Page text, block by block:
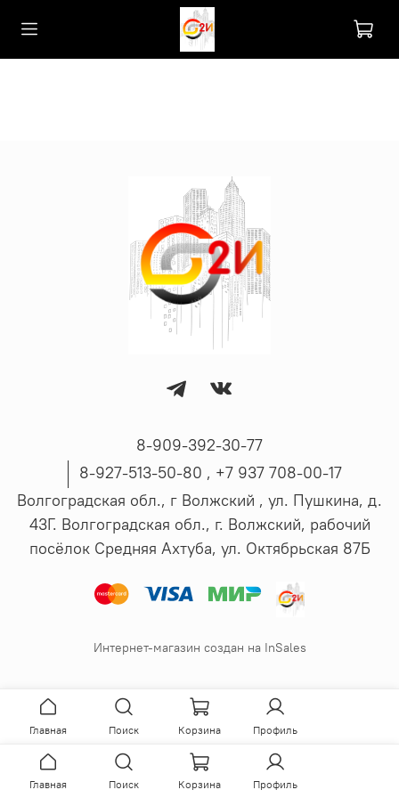
8-909-392-30-77
8-927-513-50-80 , ‪+7 937 708-00-17
Волгоградская обл., г Волжский , ул. Пушкина, д.
43Г. Волгоградская обл., г. Волжский, рабочий
посёлок Средняя Ахтуба, ул. Октябрьская 87Б
Интернет-магазин создан на InSales
Главная Поиск Корзина Профиль
Главная Поиск Корзина Профиль